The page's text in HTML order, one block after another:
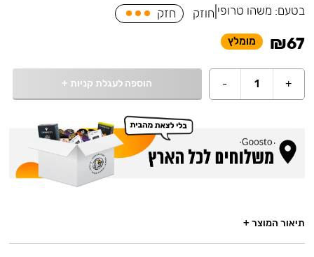
בטעם: משהו טרופי חוזק חזק
₪67 מומלץ
+
1
- הוספה לעגלת קניות +
תיאור המוצר +